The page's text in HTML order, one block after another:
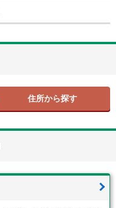
住所から探す